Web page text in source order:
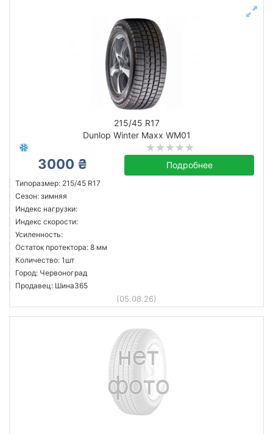
215/45 R17
Dunlop Winter Maxx WM01
3000 ₴ Подробнее
Типоразмер: 215/45 R17
Сезон: зимняя
Индекс нагрузки:
Индекс скорости:
Усиленность:
Остаток протектора: 8 мм
Количество: 1шт
Город: Червоноград
Продавец: Шина365
(05.08.26)